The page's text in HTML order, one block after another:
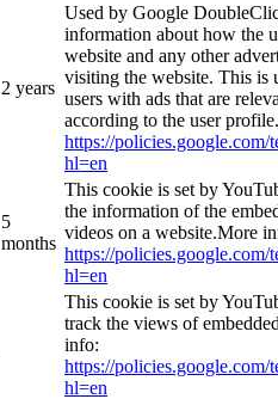
2 years
Used by Google
information about how the
website and any other
visiting the website. This is
users with ads that are
according to the user
https://policies.google.com/
hl=en
5
months
This cookie is set by
the information of the
videos on a website.More
https://policies.google.com/
hl=en
This cookie is set by
track the views of
info:
https://policies.google.com/
hl=en